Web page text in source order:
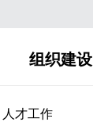
组织建设
人才工作